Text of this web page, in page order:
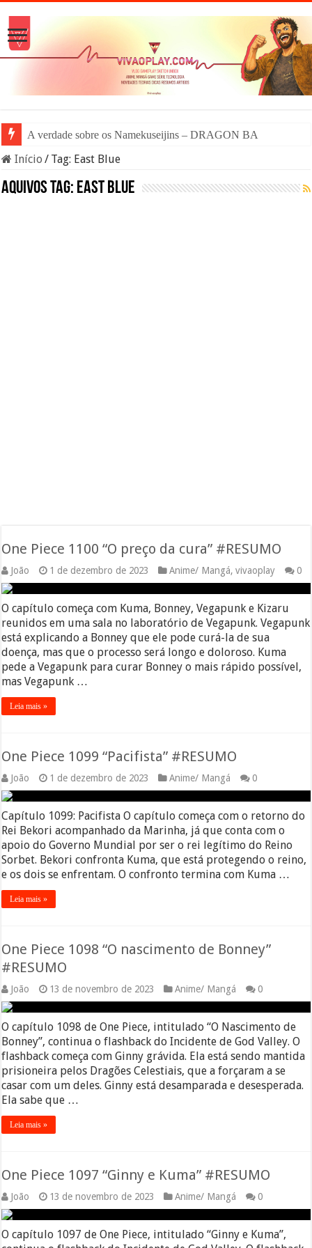
A verdade sobre os Namekuseijins – DRAGON BALL #News
Início / Tag: East Blue
Aquivos tag: East Blue
One Piece 1100 “O preço da cura” #RESUMO
João 1 de dezembro de 2023 Anime/ Mangá,vivaoplay 0
O capítulo começa com Kuma, Bonney, Vegapunk e Kizaru
reunidos em uma sala no laboratório de Vegapunk. Vegapunk
está explicando a Bonney que ele pode curá-la de sua
doença, mas que o processo será longo e doloroso. Kuma
pede a Vegapunk para curar Bonney o mais rápido possível,
mas Vegapunk …
Leia mais »
One Piece 1099 “Pacifista” #RESUMO
João 1 de dezembro de 2023 Anime/ Mangá 0
Capítulo 1099: Pacifista O capítulo começa com o retorno do
Rei Bekori acompanhado da Marinha, já que conta com o
apoio do Governo Mundial por ser o rei legítimo do Reino
Sorbet. Bekori confronta Kuma, que está protegendo o reino,
e os dois se enfrentam. O confronto termina com Kuma …
Leia mais »
One Piece 1098 “O nascimento de Bonney”
#RESUMO
João 13 de novembro de 2023 Anime/ Mangá 0
O capítulo 1098 de One Piece, intitulado “O Nascimento de
Bonney”, continua o flashback do Incidente de God Valley. O
flashback começa com Ginny grávida. Ela está sendo mantida
prisioneira pelos Dragões Celestiais, que a forçaram a se
casar com um deles. Ginny está desamparada e desesperada.
Ela sabe que …
Leia mais »
One Piece 1097 “Ginny e Kuma” #RESUMO
João 13 de novembro de 2023 Anime/ Mangá 0
O capítulo 1097 de One Piece, intitulado “Ginny e Kuma”,